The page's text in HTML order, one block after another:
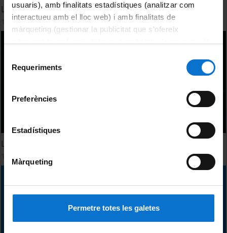
usuaris), amb finalitats estadístiques (analitzar com
interactueu amb el lloc web) i amb finalitats de
màrqueting (gestionar la publicitat que s’ofereix
consultar laPolítica de galetes del lloc web de la
Requeriments
Preferències
Estadístiques
Màrqueting
Permetre totes les galetes
L'origen dels noms dels elements
12 Noviembre, 2019
La Taula Periòdica: icona gràfica i cultural
15 Octubre, 2019